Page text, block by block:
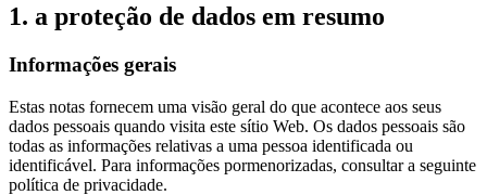
1. a proteção de dados em resumo
Informações gerais
Estas notas fornecem uma visão geral do que acontece aos seus
dados pessoais quando visita este sítio Web. Os dados pessoais são
todas as informações relativas a uma pessoa identificada ou
identificável. Para informações pormenorizadas, consultar a seguinte
política de privacidade.